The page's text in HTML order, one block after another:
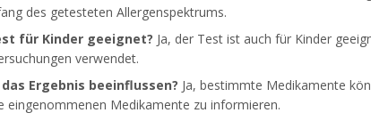
des getesteten Allergenspektrums.
für Kinder geeignet? Ja, der Test ist auch für Kinder
verwendet.
Ergebnis beeinflussen? Ja, bestimmte Medikamente
eingenommenen Medikamente zu informieren.